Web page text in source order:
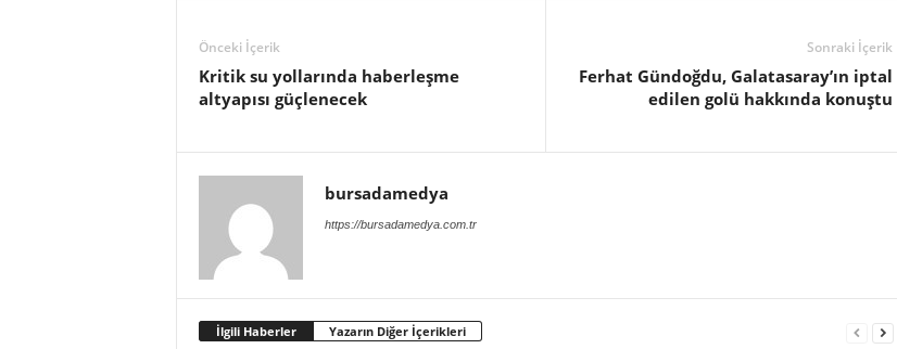
Önceki İçerik
Kritik su yollarında haberleşme
altyapısı güçlenecek
Sonraki İçerik
Ferhat Gündoğdu, Galatasaray’ın iptal
edilen golü hakkında konuştu
bursadamedya
https://bursadamedya.com.tr
İlgili Haberler Yazarın Diğer İçerikleri